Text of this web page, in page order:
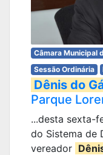
Câmara Municipal
Sessão Ordinária
Dênis do
Parque
...desta sexta-
do Sistema de
vereador